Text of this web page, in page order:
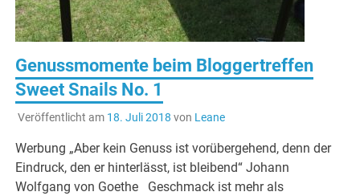
Genussmomente beim Bloggertreffen
Sweet Snails No. 1
Veröffentlicht am 18. Juli 2018 von Leane
Werbung „Aber kein Genuss ist vorübergehend, denn der
Eindruck, den er hinterlässt, ist bleibend“ Johann
Wolfgang von Goethe Geschmack ist mehr als